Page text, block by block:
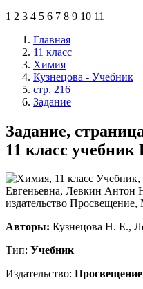
1 2 3 4 5 6 7 8 9 10 11
Главная
11 класс
Химия
Кузнецова - Учебник
стр. 216
Задание
Задание,
11 класс
Авторы: Кузнецова Н. Е.,
Тип: Учебник
Издательство: Просвещение